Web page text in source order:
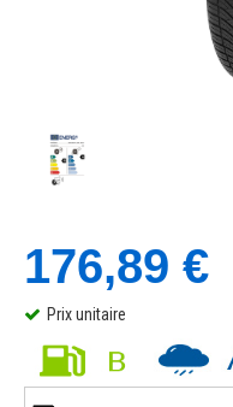
176,89 €
Prix unitaire